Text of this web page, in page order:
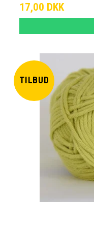
17,00 DKK
TILBUD